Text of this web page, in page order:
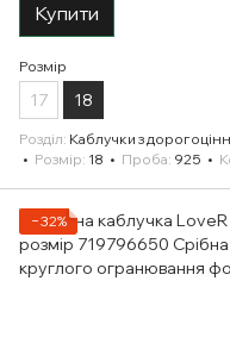
Купити
Розмір
17 18
Розділ Каблучки з
Розмір 18 Проба 925
−32%